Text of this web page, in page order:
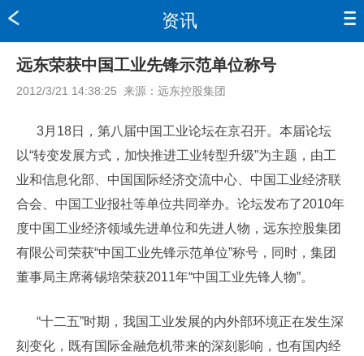
资讯
远东荣获中国工业先锋示范单位称号
2012/3/21 14:38:25 来源： 远东控股集团
3月18日，第八届中国工业论坛在京召开。本届论坛
以“转变发展方式，加快推进工业转型升级”为主题，由工
业和信息化部、中国国际经济交流中心、中国工业经济联
合会、中国工业报社等单位共同举办。论坛发布了2010年
度中国工业经济领域先进单位和先进人物，远东控股集团
有限公司荣获“中国工业先锋示范单位”称号，同时，集团
董事局主席蒋锡培荣获2011年“中国工业先锋人物”。
“十二五”时期，我国工业发展的内外部环境正在发生深
刻变化，既有国际金融危机带来的深刻影响，也有国内经